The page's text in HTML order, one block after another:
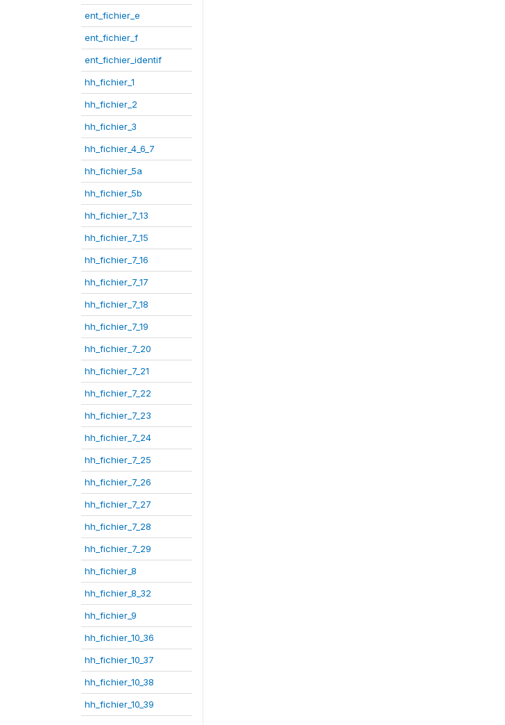
ent_fichier_e
ent_fichier_f
ent_fichier_identif
hh_fichier_1
hh_fichier_2
hh_fichier_3
hh_fichier_4_6_7
hh_fichier_5a
hh_fichier_5b
hh_fichier_7_13
hh_fichier_7_15
hh_fichier_7_16
hh_fichier_7_17
hh_fichier_7_18
hh_fichier_7_19
hh_fichier_7_20
hh_fichier_7_21
hh_fichier_7_22
hh_fichier_7_23
hh_fichier_7_24
hh_fichier_7_25
hh_fichier_7_26
hh_fichier_7_27
hh_fichier_7_28
hh_fichier_7_29
hh_fichier_8
hh_fichier_8_32
hh_fichier_9
hh_fichier_10_36
hh_fichier_10_37
hh_fichier_10_38
hh_fichier_10_39